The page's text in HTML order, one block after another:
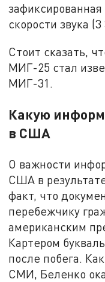
скорости звука
Стоит сказать,
МИГ-25 стал
МИГ-31.
Какую
в США
О важности
США в
факт, что
перебежчику
американским
Картером
после побега.
СМИ, Беленко